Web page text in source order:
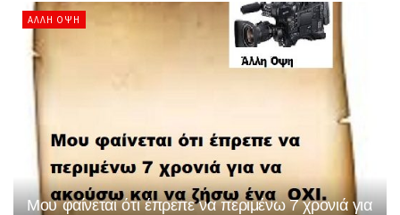
ΆΛΛΗ ΌΨΗ
Μου φαίνεται ότι έπρεπε να περιμένω 7 χρονιά για